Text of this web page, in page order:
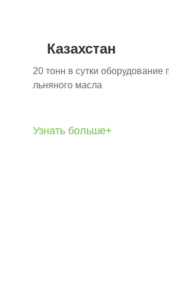
Казахстан
20 тонн в сутки оборудование
льняного масла
Узнать больше+